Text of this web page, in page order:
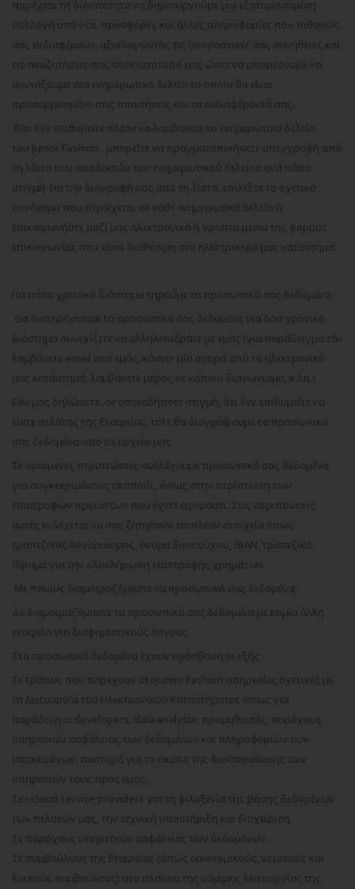
παρέχετε τη δυνατότητα να δημιουργούμε μια εξατομικευμένη
συλλογή από νέα, προσφορές και άλλες πληροφορίες που πιθανώς
σας ενδιαφέρουν, αξιολογώντας τις αγοραστικές σας συνήθειες και
τις αναζητήσεις σας στον ιστότοπό μας ώστε να μπορέσουμε να
συντάξουμε ένα ενημερωτικό δελτίο το οποίο θα είναι
προσαρμοσμένο στις απαιτήσεις και τα ενδιαφέροντά σας.
Εάν δεν επιθυμείτε πλέον να λαμβάνετε το ενημερωτικό δελτίο
του Junior Fashion , μπορείτε να πραγματοποιήσετε απεγγραφή από
τη λίστα των αποδεκτών του ενημερωτικού δελτίου ανά πάσα
στιγμή. Για την διαγραφή σας από τη λίστα, επιλέξτε το σχετικό
σύνδεσμο που περιέχεται σε κάθε ενημερωτικό δελτίο ή
επικοινωνήστε μαζί μας ηλεκτρονικά ή γραπτά μέσω της φόρμας
επικοινωνίας που είναι διαθέσιμη στο ηλεκτρονικό μας κατάστημα.
Για πόσο χρονικό διάστημα τηρούμε τα προσωπικά σας δεδομένα;
Θα διατηρήσουμε τα προσωπικά σας δεδομένα για όσο χρονικό
διάστημα συνεχίζετε να αλληλεπιδράτε με εμάς (για παράδειγμα εάν
λαμβάνετε email από εμάς, κάνετε μία αγορά από το ηλεκτρονικό
μας κατάστημά, λαμβάνετε μέρος σε κάποιο διαγωνισμό, κ.λπ.).
Εάν μας δηλώσετε, σε οποιαδήποτε στιγμή, ότι δεν επιθυμείτε να
είστε πελάτης της Εταιρείας, τότε θα διαγράψουμε τα προσωπικά
σας δεδομένα από τα αρχεία μας.
Σε ορισμένες περιπτώσεις συλλέγουμε προσωπικά σας δεδομένα
για συγκεκριμένους σκοπούς, όπως στην περίπτωση των
επιστροφών προϊόντων που έχετε αγοράσει. Στις περιπτώσεις
αυτές ενδέχεται να σας ζητηθούν επιπλέον στοιχεία όπως
τραπεζικός λογαριασμός, όνομα δικαιούχου, IBAN, τραπεζικό
ίδρυμα για την ολοκλήρωση επιστροφής χρημάτων.
Με ποιους διαμοιραζόμαστε τα προσωπικά σας δεδομένα;
Δε διαμοιραζόμαστε τα προσωπικά σας δεδομένα με καμία άλλη
εταιρεία για διαφημιστικούς λόγους.
Στα προσωπικά δεδομένα έχουν πρόσβαση οι εξής :
Σε τρίτους που παρέχουν στοJunior Fashion υπηρεσίες σχετικές με
τη λειτουργία του Ηλεκτρονικού Καταστήματος όπως για
παράδειγμα developers, data analysts, προμηθευτές, παρόχους
υπηρεσιών ασφάλειας των δεδομένων και πληροφοριών των
υποκειμένων, αυστηρά για το σκοπό της διεκπεραίωσης των
υπηρεσιών τους προς εμάς.
Σε i-cloud service providers για τη φιλοξενία της βάσης δεδομένων
των πελατών μας, την τεχνική υποστήριξη και διαχείριση.
Σε παρόχους υπηρεσιών ασφάλειας των δεδομένων.
Σε συμβούλους της Εταιρείας (όπως οικονομικούς, νομικούς και
λοιπούς συμβούλους) στο πλαίσιο της νόμιμης λειτουργίας της